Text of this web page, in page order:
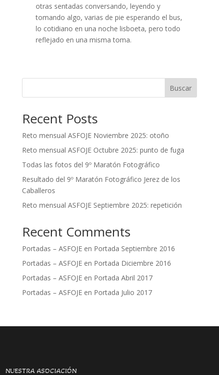
otras sentadas conversando, leyendo y
tomando algo, varias de pie esperando el bus,
lo cotidiano en una noche lisboeta, pero todo
reflejado en una misma toma.
Buscar
Recent Posts
Reto mensual ASFOJE Noviembre 2025: otoño
Reto mensual ASFOJE Octubre 2025: punto de fuga
Todas las fotos del 9º Maratón Fotográfico
Resultado del 9º Maratón Fotográfico Jerez de los
Caballeros
Reto mensual ASFOJE Septiembre 2025: repetición
Recent Comments
Portadas – ASFOJEen Portada Septiembre 2016
Portadas – ASFOJEen Portada Diciembre 2016
Portadas – ASFOJEen Portada Abril 2017
Portadas – ASFOJEen Portada Julio 2017
NUESTRA ASOCIACIÓN